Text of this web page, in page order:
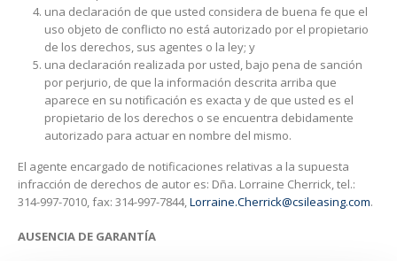
una declaración de que usted considera de buena fe que el
uso objeto de conflicto no está autorizado por el propietario
de los derechos, sus agentes o la ley; y
una declaración realizada por usted, bajo pena de sanción
por perjurio, de que la información descrita arriba que
aparece en su notificación es exacta y de que usted es el
propietario de los derechos o se encuentra debidamente
autorizado para actuar en nombre del mismo.
El agente encargado de notificaciones relativas a la supuesta
infracción de derechos de autor es: Dña. Lorraine Cherrick, tel.:
314-997-7010, fax: 314-997-7844,Lorraine.Cherrick@csileasing.com.
AUSENCIA DE GARANTÍA